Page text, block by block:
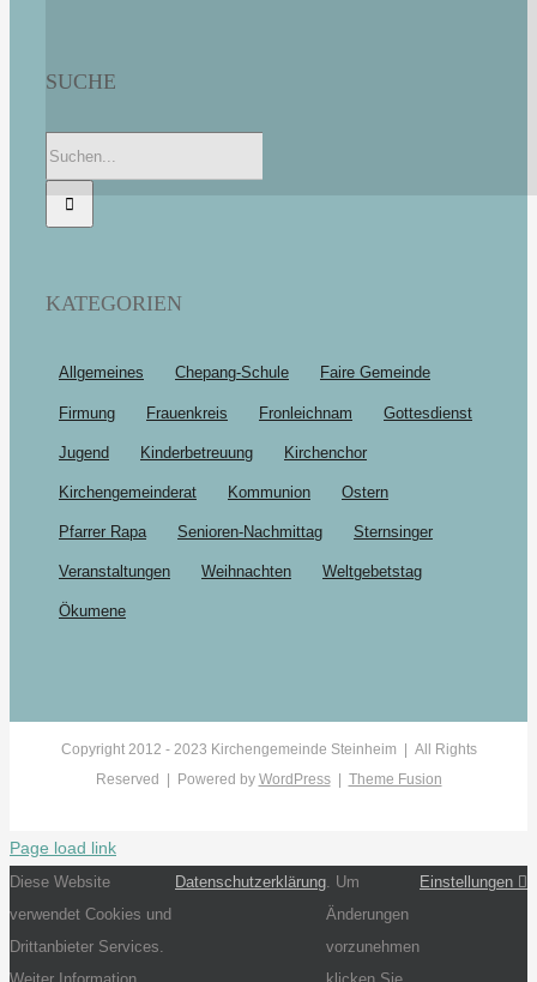
SUCHE
Suche
nach:
KATEGORIEN
Allgemeines Chepang-Schule Faire Gemeinde
Firmung Frauenkreis Fronleichnam Gottesdienst
Jugend Kinderbetreuung Kirchenchor
Kirchengemeinderat Kommunion Ostern
Pfarrer Rapa Senioren-Nachmittag Sternsinger
Veranstaltungen Weihnachten Weltgebetstag
Ökumene
Copyright 2012 - 2023 Kirchengemeinde Steinheim | All Rights
Reserved | Powered by WordPress| Theme Fusion
Page load link
Diese Website
verwendet Cookies und
Drittanbieter Services.
Datenschutzerklärung . Um
Änderungen
vorzunehmen
Einstellungen